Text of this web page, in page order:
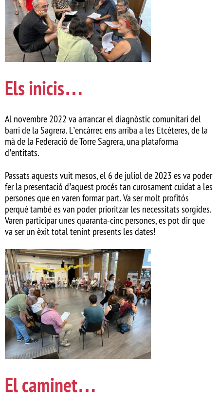
Els inicis…
Al novembre 2022 va arrancar el diagnòstic comunitari del
barri de la Sagrera. L’encàrrec ens arribaa les Etcèteres, de la
mà de la Federació de Torre Sagrera, una plataforma
d’entitats.
Passats aquests vuit mesos, el 6 de juliol de 2023 es va poder
fer la presentació d’aquest procés tan curosament cuidat a les
persones que en varen formar part. Va ser molt profitós
perquè també es van poder prioritzar les necessitats sorgides.
Varen participar unes quaranta-cinc persones, es pot dir que
va ser un èxit total tenint presents les dates!
El caminet…